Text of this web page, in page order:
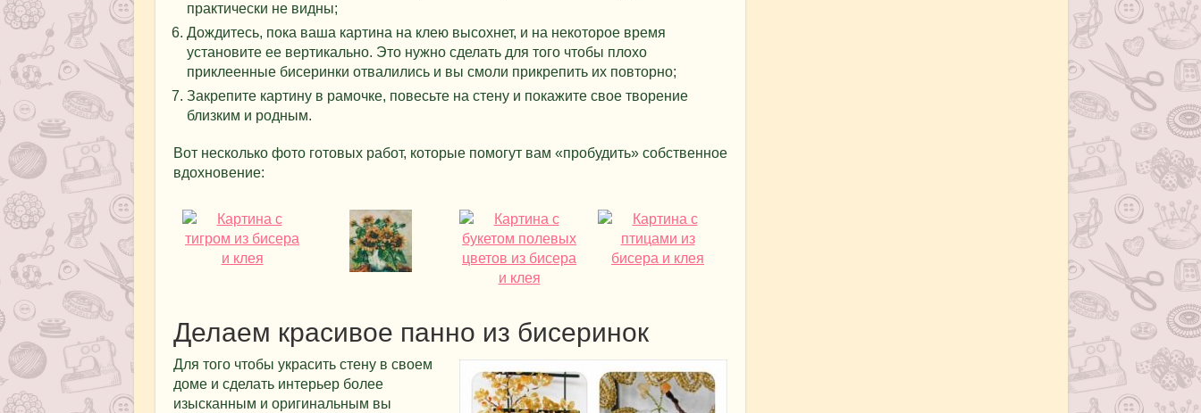
практически не видны;
Дождитесь, пока ваша картина на клею высохнет, и на некоторое время
установите ее вертикально. Это нужно сделать для того чтобы плохо
приклеенные бисеринки отвалились и вы смоли прикрепить их повторно;
Закрепите картину в рамочке, повесьте на стену и покажите свое творение
близким и родным.
Вот несколько фото готовых работ, которые помогут вам «пробудить» собственное
вдохновение:
Делаем красивое панно из бисеринок
Для того чтобы украсить стену в своем
доме и сделать интерьер более
изысканным и оригинальным вы